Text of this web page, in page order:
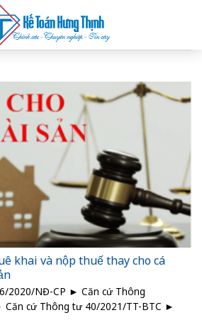
khai và nộp thuế thay cho cá
2020/NĐ-CP ► Căn cứ Thông
cứ Thông tư 40/2021/TT-BTC ►